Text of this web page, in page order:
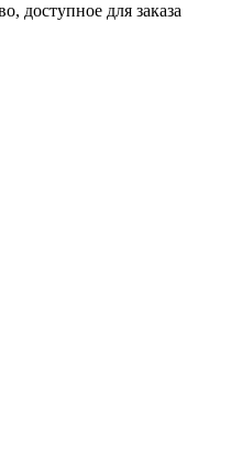
доступное для заказа